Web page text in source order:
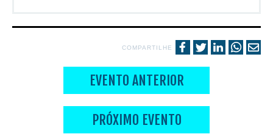
COMPARTILHE
EVENTO ANTERIOR
PRÓXIMO EVENTO